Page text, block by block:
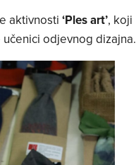
aktivnosti ‘Ples art’, koji
odjevnog dizajna.